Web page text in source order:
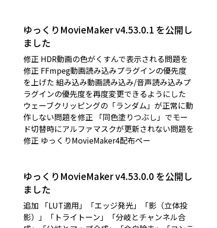
ゆっくりMovieMaker v4.53.0.1 を公開し
ました
修正 HDR動画の色がくすんで表示される問題を
修正 FFmpeg動画読み込みプラグインの優先度
を上げた 組み込み動画読み込み/音声読み込みプ
ラグインの優先度を再度変更できるようにした
ウェーブクリッピングの「ランダム」が正常に動
作しない問題を修正 「同色塗りつぶし」でモー
ド切替時にアルファマスクが更新されない問題を
修正 ゆっくりMovieMaker4配布ペー
ゆっくりMovieMaker v4.53.0.0 を公開し
ました
追加 「LUT適用」「エッジ発光」「影（立体投
影）」「トライトーン」「分岐とチャンネル合